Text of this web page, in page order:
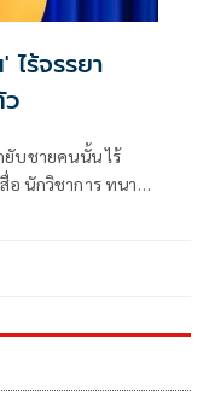
ร้จรรยา
ยับชายคนนั้น ไร้
อ นักวิชาการ ทนาย